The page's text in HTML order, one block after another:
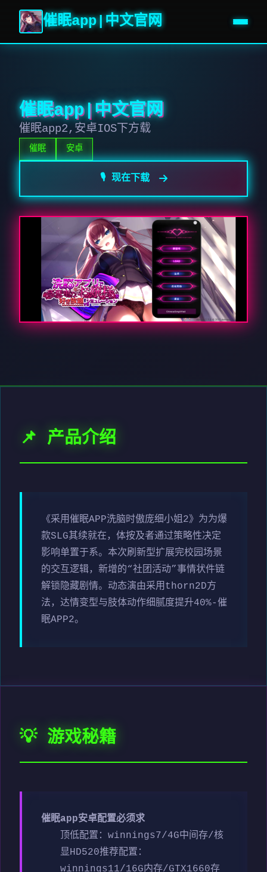
催眠app|中文官网
催眠app|中文官网
催眠app2,安卓IOS下方载
催眠 安卓
🎙️ 现在下载
📌 产品介绍
《采用催眠APP洗脑时傲庞细小姐2》为为爆
款SLG其续就在，体按及者通过策略性决定
影响单置于系。本次刷新型扩展完校园场景
的交互逻辑，新增的“社团活动”事情状件链
解锁隐藏剧情。动态演由采用thorn2D方
法，达情变型与肢体动作细腻度提升40%-催
眠APP2。
💡 游戏秘籍
催眠app安卓配置必须求
​顶低配置​ ​：winnings7/4G中间存/核
显HD520​推荐配置​ ​：
winnings11/16G内存/GTX1660​存